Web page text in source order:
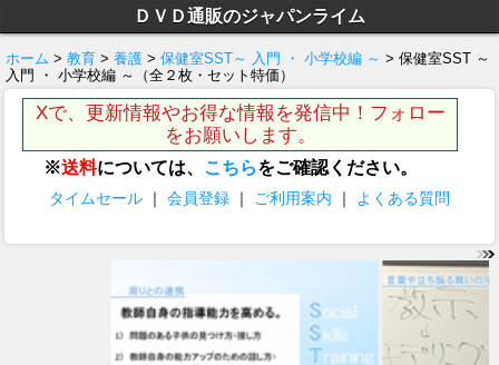
ＤＶＤ通販のジャパンライム
ホーム > 教育 > 養護 > 保健室SST～ 入門 ・ 小学校編 ～ > 保健室SST ～
入門 ・ 小学校編 ～（全２枚・セット特価）
Xで、更新情報やお得な情報を発信中！フォロー
をお願いします。
※送料については、 こちらをご確認ください。
タイムセール ｜ 会員登録 ｜ ご利用案内 ｜ よくある質問